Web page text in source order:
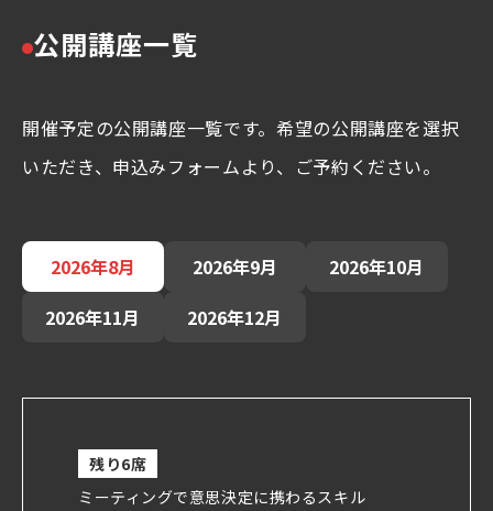
公開講座一覧
開催予定の公開講座一覧です。希望の公開講座を選択
いただき、申込みフォームより、ご予約ください。
2026年8月 2026年9月
2026年10月
2026年11月
2026年12月
残り6席
ミーティングで意思決定に携わるスキル